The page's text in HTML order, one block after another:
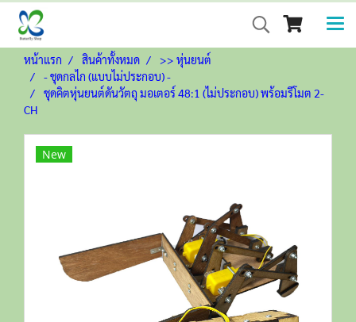
หน้าแรก สินค้าทั้งหมด
>> หุ่นยนต์
- ชุดกลไก (แบบไม่ประกอบ) -
ชุดคิตหุ่นยนต์ดันวัตถุ มอเตอร์ 48:1 (ไม่ประกอบ) พร้อมรีโมต 2-
CH
New